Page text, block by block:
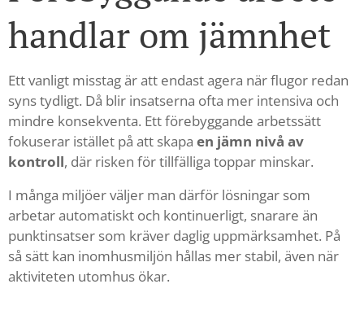
handlar om jämnhet
Ett vanligt misstag är att endast agera när flugor redan
syns tydligt. Då blir insatserna ofta mer intensiva och
mindre konsekventa. Ett förebyggande arbetssätt
fokuserar istället på att skapa en jämn nivå av
kontroll, där risken för tillfälliga toppar minskar.
I många miljöer väljer man därför lösningar som
arbetar automatiskt och kontinuerligt, snarare än
punktinsatser som kräver daglig uppmärksamhet. På
så sätt kan inomhusmiljön hållas mer stabil, även när
aktiviteten utomhus ökar.